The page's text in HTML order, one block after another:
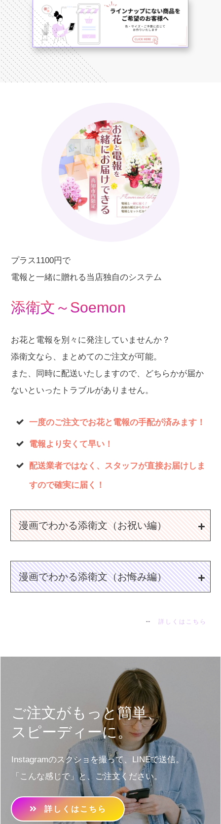
プラス1100円で
電報と一緒に贈れる当店独自のシステム
添衛文～Soemon
お花と電報を別々に発注していませんか？
添衛文なら、まとめてのご注文が可能。
また、同時に配送いたしますので、どちらかが届か
ないといったトラブルがありません。
一度のご注文でお花と電報の手配が済みます！
電報より安くて早い！
配送業者ではなく、スタッフが直接お届けしま
すので確実に届く！
漫画でわかる添衛文（お祝い編）
漫画でわかる添衛文（お悔み編）
詳しくはこちら
ご注文がもっと簡単、
スピーディーに。
Instagramのスクショを撮って、LINEで送信。
「こんな感じで」と、ご注文ください。
詳しくはこちら